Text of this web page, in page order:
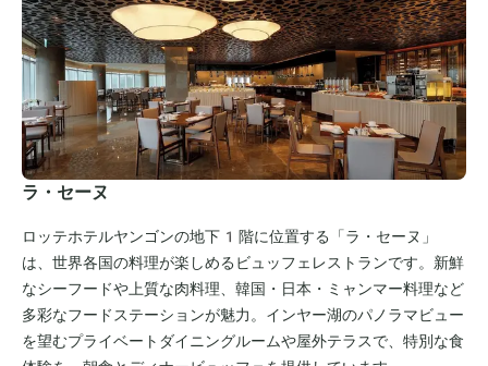
ラ・セーヌ
ロッテホテルヤンゴンの地下1階に位置する「ラ・セーヌ」
は、世界各国の料理が楽しめるビュッフェレストランです。新鮮
なシーフードや上質な肉料理、韓国・日本・ミャンマー料理など
多彩なフードステーションが魅力。インヤー湖のパノラマビュー
を望むプライベートダイニングルームや屋外テラスで、特別な食